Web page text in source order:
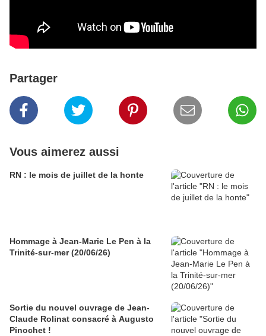
Partager
Vous aimerez aussi
RN : le mois de juillet de la honte
Hommage à Jean-Marie Le Pen à la
Trinité-sur-mer (20/06/26)
Sortie du nouvel ouvrage de Jean-
Claude Rolinat consacré à Augusto
Pinochet !